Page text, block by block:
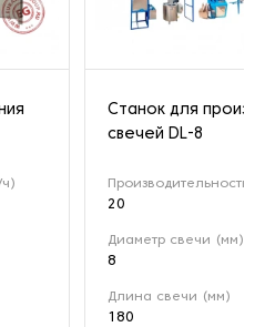
ч)
Станок для
свечей DL-8
Производительность
20
Диаметр свечи (мм)
8
Длина свечи (мм)
180